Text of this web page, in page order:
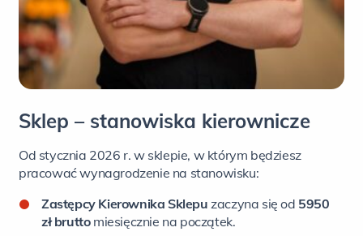
Sklep – stanowiska kierownicze
Od stycznia 2026 r. w sklepie, w którym będziesz
pracować wynagrodzenie na stanowisku:
Zastępcy Kierownika Sklepu zaczyna się od 5950
zł bruttomiesięcznie na początek.